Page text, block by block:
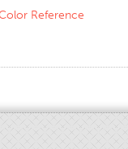
Reference